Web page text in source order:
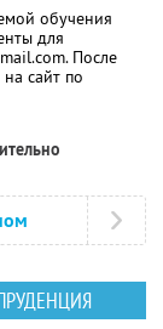
обучения
для
После
сайт по